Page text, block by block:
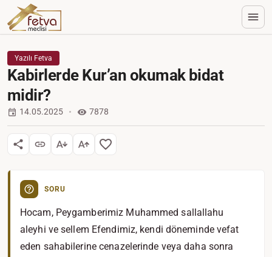
Yazılı Fetva
Kabirlerde Kur’an okumak bidat
midir?
14.05.2025 7878
SORU
Hocam, Peygamberimiz Muhammed sallallahu
aleyhi ve sellem Efendimiz, kendi döneminde vefat
eden sahabilerine cenazelerinde veya daha sonra